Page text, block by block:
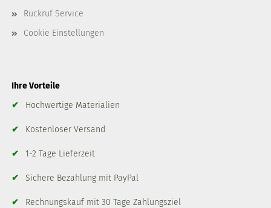
Rückruf Service
Cookie Einstellungen
Ihre Vorteile
✔
Hochwertige Materialien
✔ Kostenloser Versand
✔ 1-2 Tage Lieferzeit
✔ Sichere Bezahlung mit PayPal
✔ Rechnungskauf mit 30 Tage Zahlungsziel